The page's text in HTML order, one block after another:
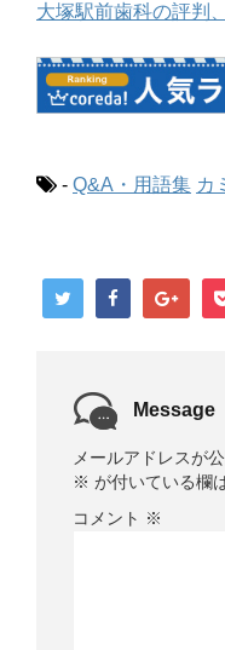
大塚駅前歯科の評判
- Q&A・用語集 カ
Message
メールアドレスが
※ が付いている欄
コメント ※